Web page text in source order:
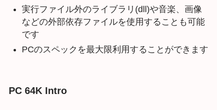
実行ファイル外のライブラリ(dll)や音楽、画像
などの外部依存ファイルを使用することも可能
です
PCのスペックを最大限利用することができます
PC 64K Intro